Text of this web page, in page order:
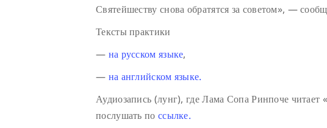
Святейшеству снова обратятся за советом», —
Тексты практики
— на русском языке,
— на английском языке.
Аудиозапись (лунг), где Лама Сопа Ринпоче
послушать по ссылке.